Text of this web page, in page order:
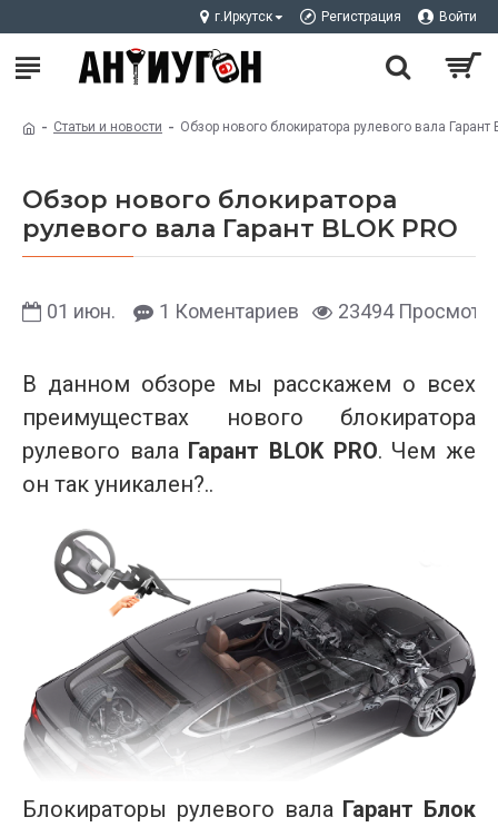
г.Иркутск Регистрация Войти
Статьи и новости Обзор нового блокиратора рулевого вала Гарант
Обзор нового блокиратора
рулевого вала Гарант BLOK PRO
01 июн. 1 Коментариев 23494
В данном обзоре мы расскажем о всех
преимуществах нового блокиратора
рулевого вала Гарант BLOK PRO. Чем же
он так уникален?..
Блокираторы рулевого вала Гарант Блок